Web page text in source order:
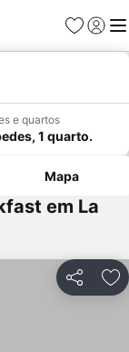
Favoritos
Iniciar
e quartos
1 quarto.
Mapa
em La
Partilhar